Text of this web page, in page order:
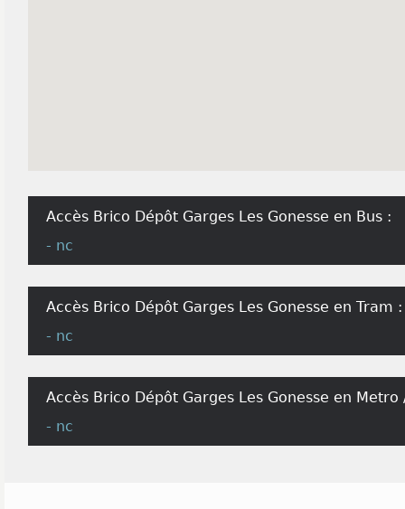
Accès Brico Dépôt Garges Les Gonesse en Bus :
- nc
Accès Brico Dépôt Garges Les Gonesse en Tram :
- nc
Accès Brico Dépôt Garges Les Gonesse en Metro
- nc